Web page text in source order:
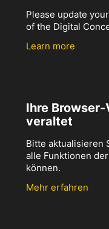
Please update
of the Digital
Learn more
Ihre
veraltet
Bitte aktualisieren
alle Funktionen
können.
Mehr erfahren